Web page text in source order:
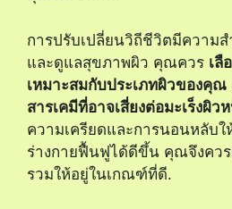
การปรับเปลี่ยนวิถีชีวิตมีความ
และดูแลสุขภาพผิว คุณควร เลื
เหมาะสมกับประเภทผิวของคุณ
สารเคมีที่อาจเสี่ยงต่อมะเร็งผิว
ความเครียดและการนอนหลับใ
ร่างกายฟื้นฟูได้ดีขึ้น คุณจึงคว
รวมให้อยู่ในเกณฑ์ที่ดี.